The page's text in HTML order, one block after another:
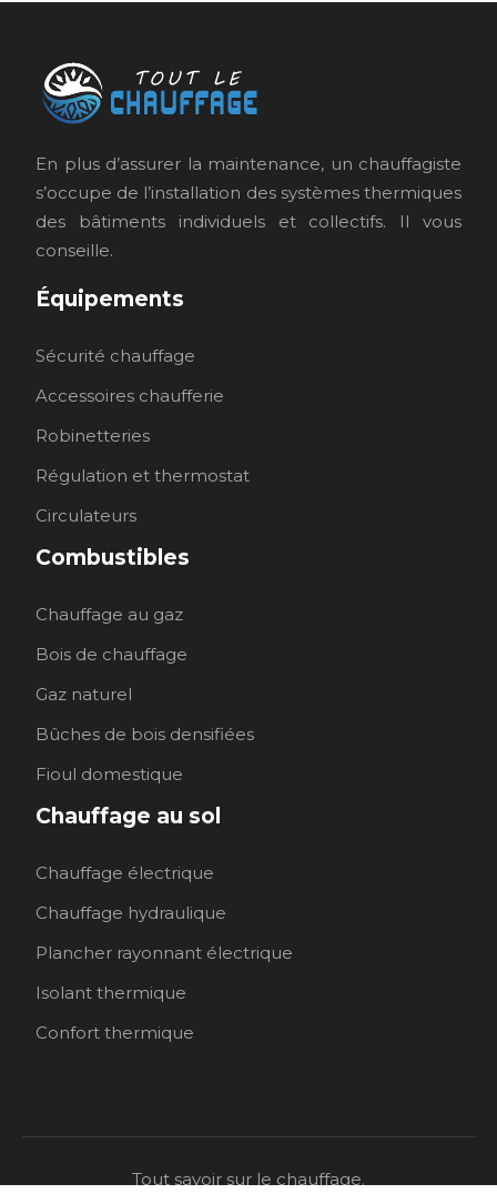
En plus d’assurer la maintenance, un chauffagiste
s’occupe de l’installation des systèmes thermiques
des bâtiments individuels et collectifs. Il vous
conseille.
Équipements
Sécurité chauffage
Accessoires chaufferie
Robinetteries
Régulation et thermostat
Circulateurs
Combustibles
Chauffage au gaz
Bois de chauffage
Gaz naturel
Bûches de bois densifiées
Fioul domestique
Chauffage au sol
Chauffage électrique
Chauffage hydraulique
Plancher rayonnant électrique
Isolant thermique
Confort thermique
Tout savoir sur le chauffage.